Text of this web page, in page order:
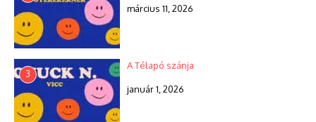
március 11, 2026
3
A Télapó szánja
január 1, 2026